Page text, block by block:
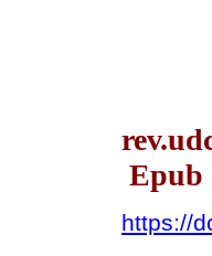
Epub
https://